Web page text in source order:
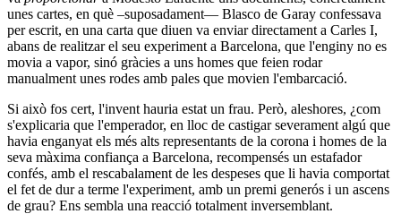
unes cartes, en què –suposadament― Blasco de Garay confessava
per escrit, en una carta que diuen va enviar directament a Carles I,
abans de realitzar el seu experiment a Barcelona, que l'enginy no es
movia a vapor, sinó gràcies a uns homes que feien rodar
manualment unes rodes amb pales que movien l'embarcació.
Si això fos cert, l'invent hauria estat un frau. Però, aleshores, ¿com
s'explicaria que l'emperador, en lloc de castigar severament algú que
havia enganyat els més alts representants de la corona i homes de la
seva màxima confiança a Barcelona, recompensés un estafador
confés, amb el rescabalament de les despeses que li havia comportat
el fet de dur a terme l'experiment, amb un premi generós i un ascens
de grau? Ens sembla una reacció totalment inversemblant.